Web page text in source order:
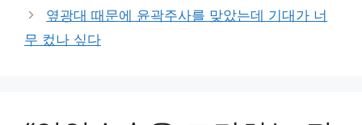
옆광대 때문에 윤곽주사를 맞았는데 기대가 너
무 컸나 싶다